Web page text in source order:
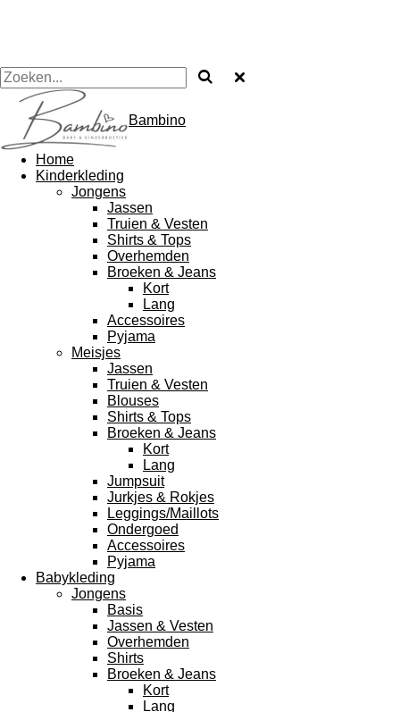
Bambino
Home
Kinderkleding
Jongens
Jassen
Truien & Vesten
Shirts & Tops
Overhemden
Broeken & Jeans
Kort
Lang
Accessoires
Pyjama
Meisjes
Jassen
Truien & Vesten
Blouses
Shirts & Tops
Broeken & Jeans
Kort
Lang
Jumpsuit
Jurkjes & Rokjes
Leggings/Maillots
Ondergoed
Accessoires
Pyjama
Babykleding
Jongens
Basis
Jassen & Vesten
Overhemden
Shirts
Broeken & Jeans
Kort
Lang